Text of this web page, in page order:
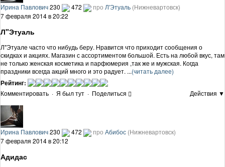
Ирина Павлович230 472 про Л'Этуаль (Нижневартовск)
7 февраля 2014 в 20:22
Л"Этуаль
Л"Этуале часто что нибудь беру. Нравится что приходит сообщения о
скидках и акциях. Магазин с ассортиментом большой. Есть на любой вкус, там
не только женская косметика и парфюмерия ,так же и мужская. Когда
праздники всегда акций много и это радует. ...(читать далее)
Рейтинг:
Комментировать · Я был тут · Поделиться Действия ▼
Ирина Павлович230 472 про Абибос (Нижневартовск)
7 февраля 2014 в 20:12
Адидас